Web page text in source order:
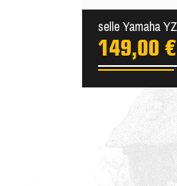
selle Yamaha
149,00 €